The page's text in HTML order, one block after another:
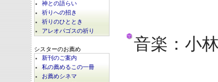
神との語らい
祈りへの招き
祈りのひととき
アレオパゴスの祈り
シスターのお薦め
新刊のご案内
私の薦めるこの一冊
お薦めシネマ
音楽：小